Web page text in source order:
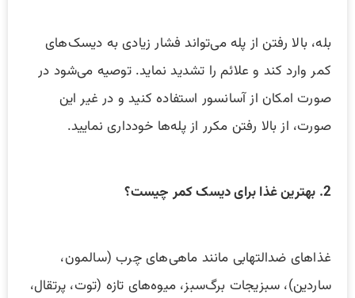
بله، بالا رفتن از پله می‌تواند فشار زیادی به دیسک‌های
کمر وارد کند و علائم را تشدید نماید. توصیه می‌شود در
صورت امکان از آسانسور استفاده کنید و در غیر این
صورت، از بالا رفتن مکرر از پله‌ها خودداری نمایید.
2. بهترین غذا برای دیسک کمر چیست؟
غذاهای ضدالتهابی مانند ماهی‌های چرب (سالمون،
ساردین)، سبزیجات برگ‌سبز، میوه‌های تازه (توت، پرتقال،